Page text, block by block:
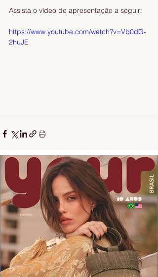
Assista o vídeo de apresentação a seguir:
https://www.youtube.com/watch?v=Vb0dG-
2huJE